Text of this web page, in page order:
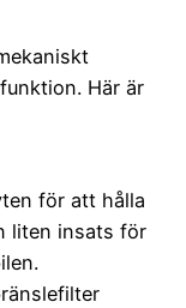
Här är
för att hålla
liten insats för